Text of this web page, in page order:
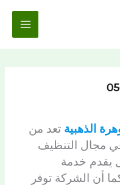
الذهبية تعد من
مجال التنظيف
يقدم خدمة
أن الشركة توفر